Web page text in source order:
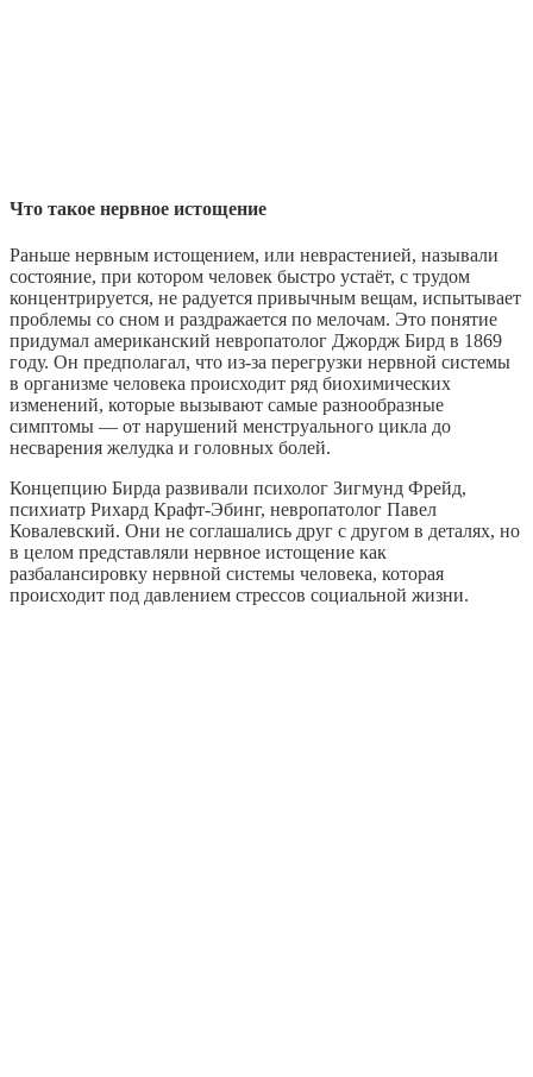
Что такое нервное истощение
Раньше нервным истощением, или неврастенией, называли
состояние, при котором человек быстро устаёт, с трудом
концентрируется, не радуется привычным вещам, испытывает
проблемы со сном и раздражается по мелочам. Это понятие
придумал американский невропатолог Джордж Бирд в 1869
году. Он предполагал, что из-за перегрузки нервной системы
в организме человека происходит ряд биохимических
изменений, которые вызывают самые разнообразные
симптомы — от нарушений менструального цикла до
несварения желудка и головных болей.
Концепцию Бирда развивали психолог Зигмунд Фрейд,
психиатр Pихард Крафт-Эбинг, невропатолог Павел
Ковалевский. Они не соглашались друг с другом в деталях, но
в целом представляли нервное истощение как
разбалансировку нервной системы человека, которая
происходит под давлением стрессов социальной жизни.